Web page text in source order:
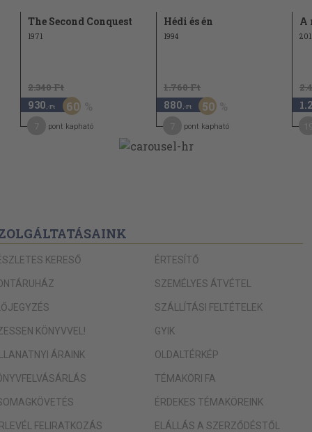
The Second Conquest
1971
2.340 Ft
930 ,-Ft 60
pont kapható
Hédi és én
1994
1.760 Ft
880 ,-Ft 50
pont kapható
A
KERESŐ
KÖNYVVEL!
ÁRAINK
FELIRATKOZÁS
ÉRTESÍTŐ
SZEMÉLYES ÁTVÉTEL
SZÁLLÍTÁSI FELTÉTELEK
GYIK
OLDALTÉRKÉP
TÉMAKÖRI FA
ÉRDEKES TÉMAKÖREINK
ELÁLLÁS A SZERZŐDÉSTŐL